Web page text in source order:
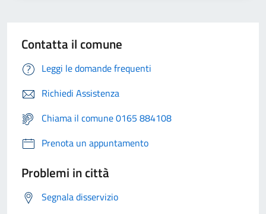
Contatta il comune
Leggi le domande frequenti
Richiedi Assistenza
Chiama il comune 0165 884108
Prenota un appuntamento
Problemi in città
Segnala disservizio